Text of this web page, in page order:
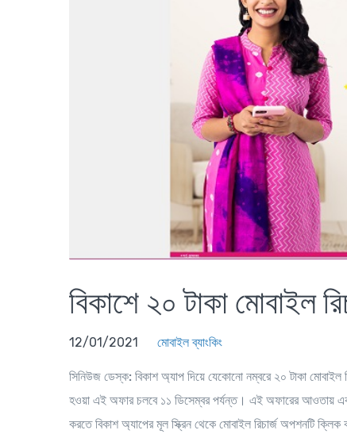
বিকাশে ২০ টাকা মোবাইল
12/01/2021 মোবাইল ব্যাংকিং
সিনিউজ ডেস্ক: বিকাশ অ্যাপ দিয়ে যেকোনো নম্বরে ২০ টাকা মোবাইল
হওয়া এই অফার চলবে ১১ ডিসেম্বর পর্যন্ত। এই অফারের আওতায়
করতে বিকাশ অ্যাপের মূল স্ক্রিন থেকে মোবাইল রিচার্জ অপশনটি